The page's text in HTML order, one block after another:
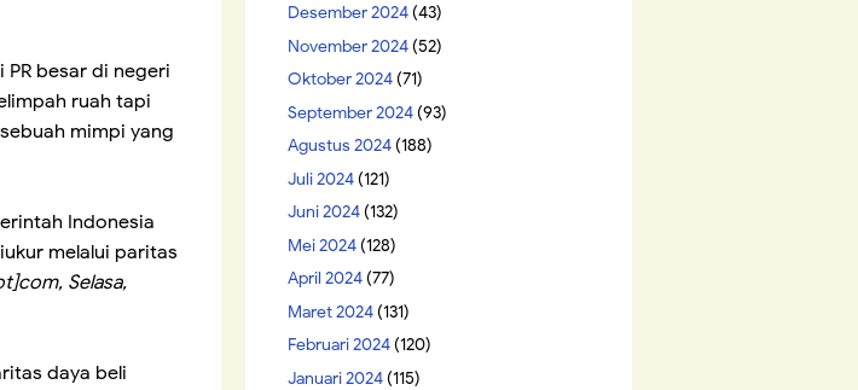
besar di negeri
ruah tapi
mimpi yang
Indonesia
melalui paritas
Selasa,
daya beli
Desember 2024(43)
November 2024(52)
Oktober 2024(71)
September 2024(93)
Agustus 2024(188)
Juli 2024(121)
Juni 2024(132)
Mei 2024(128)
April 2024(77)
Maret 2024(131)
Februari 2024(120)
Januari 2024(115)